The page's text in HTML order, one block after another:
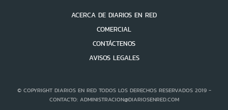
ACERCA DE DIARIOS EN RED
COMERCIAL
CONTÁCTENOS
AVISOS LEGALES
© COPYRIGHT DIARIOS EN RED TODOS LOS DERECHOS RESERVADOS 2019 -
CONTACTO: ADMINISTRACION@DIARIOSENRED.COM